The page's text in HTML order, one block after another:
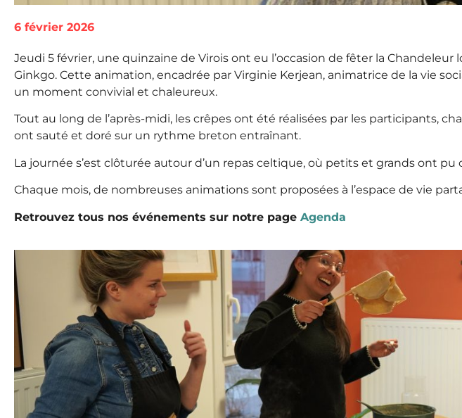
6 février 2026
Jeudi 5 février, une quinzaine de Virois ont eu l’occasion de fêter la
Ginkgo. Cette animation, encadrée par Virginie Kerjean, animatrice de la vie
un moment convivial et chaleureux.
Tout au long de l’après-midi, les crêpes ont été réalisées par les participants,
ont sauté et doré sur un rythme breton entraînant.
La journée s’est clôturée autour d’un repas celtique, où petits et grands ont
Chaque mois, de nombreuses animations sont proposées à l’espace de vie
Retrouvez tous nos événements sur notre page Agenda